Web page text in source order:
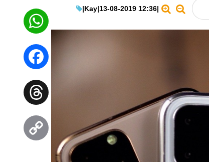
|Kay|13-08-2019 12:36|
WhatsApp
Facebook
Threads
Copy